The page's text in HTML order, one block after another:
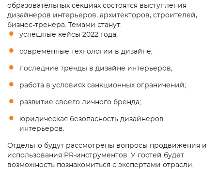
образовательных секциях состоятся выступления
дизайнеров интерьеров, архитекторов, строителей,
бизнес-тренера. Темами станут:
успешные кейсы 2022 года;
современные технологии в дизайне;
последние тренды в дизайне интерьеров;
работа в условиях санкционных ограничений;
развитие своего личного бренда;
юридическая безопасность дизайнеров
интерьеров.
Отдельно будут рассмотрены вопросы продвижения и
использования PR-инструментов. У гостей будет
возможность познакомиться с экспертами отрасли,